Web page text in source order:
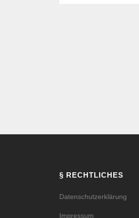
§ RECHTLICHES
Datenschutzerklärung
Impressum